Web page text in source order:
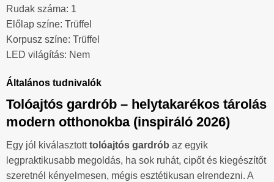
Rudak száma: 1
Előlap színe: Trüffel
Korpusz színe: Trüffel
LED világítás: Nem
Általános tudnivalók
Tolóajtós gardrób – helytakarékos tárolás
modern otthonokba (inspiráló 2026)
Egy jól kiválasztotttolóajtós gardrób az egyik
legpraktikusabb megoldás, ha sok ruhát, cipőt és kiegészítőt
szeretnél kényelmesen, mégis esztétikusan elrendezni. A